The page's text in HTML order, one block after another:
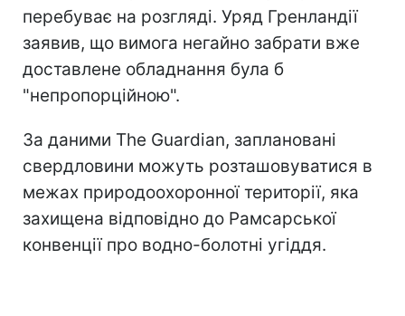
перебуває на розгляді. Уряд Гренландії
заявив, що вимога негайно забрати вже
доставлене обладнання була б
"непропорційною".
За даними The Guardian, заплановані
свердловини можуть розташовуватися в
межах природоохоронної території, яка
захищена відповідно до Рамсарської
конвенції про водно-болотні угіддя.